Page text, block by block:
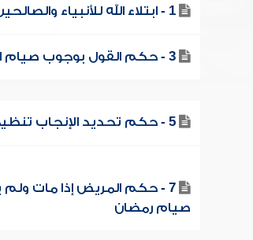
1 - ابتلاء الله للأنبياء والصالحين
3 - حكم القول بوجوب صيام النوافل
5 - حكم تحديد الإنجاب تنظيماً للأسرة
7 - حكم المريض إذا مات
صيام رمضان